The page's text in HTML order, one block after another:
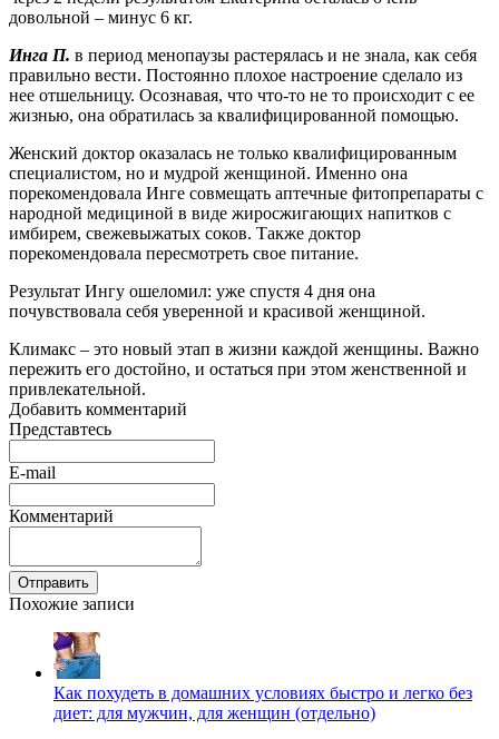
довольной – минус 6 кг.
Инга П. в период менопаузы растерялась и не знала, как себя
правильно вести. Постоянно плохое настроение сделало из
нее отшельницу. Осознавая, что что-то не то происходит с ее
жизнью, она обратилась за квалифицированной помощью.
Женский доктор оказалась не только квалифицированным
специалистом, но и мудрой женщиной. Именно она
порекомендовала Инге совмещать аптечные фитопрепараты с
народной медициной в виде жиросжигающих напитков с
имбирем, свежевыжатых соков. Также доктор
порекомендовала пересмотреть свое питание.
Результат Ингу ошеломил: уже спустя 4 дня она
почувствовала себя уверенной и красивой женщиной.
Климакс – это новый этап в жизни каждой женщины. Важно
пережить его достойно, и остаться при этом женственной и
привлекательной.
Добавить комментарий
Представтесь
E-mail
Комментарий
Отправить
Похожие записи
Как похудеть в домашних условиях быстро и легко без
диет: для мужчин, для женщин (отдельно)